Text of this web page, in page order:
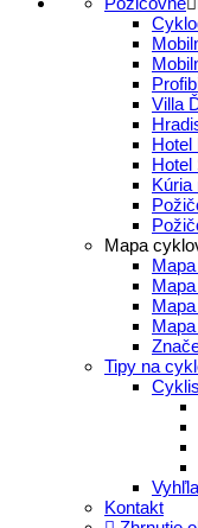
Villa
Hotel
Hotel
Kúria
Mapa
Tipy na
Kontakt